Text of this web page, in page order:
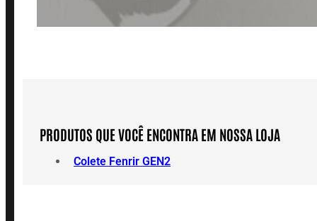
PRODUTOS QUE VOCÊ ENCONTRA EM NOSSA LOJA
Colete Fenrir GEN2